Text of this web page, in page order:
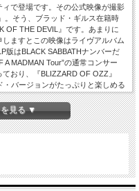
で登場です。その公式映像が撮影
。そう、ブラッド・ギルス在籍時
OF THE DEVIL』です。あまりに
ますとこの映像はライヴアルバム
版はBLACK SABBATHナンバーだ
MADMAN Tour”の通常コンサー
おり、『BLIZZARD OF OZZ』
・バージョンがたっぷりと楽しめる
は激動だった1982年をスケジュ
18日：北米#1（44公演）《３月19
１日-10日：北米#2a（７公演）
北米#2b（51公演）←★ココ★・７
北米#3（３公演）《ドン・エイリ
←LP版《ピート・ウェイ/リンジ
1982年の全容。ランディの没
ターを務め、その後ブラッドが合
見る ▼